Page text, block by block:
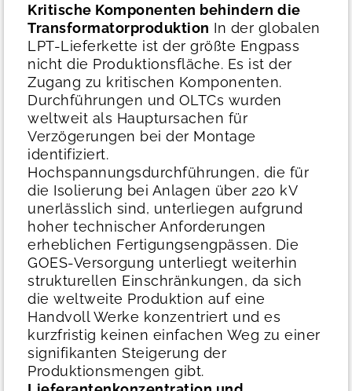
Kritische Komponenten behindern die
Transformatorproduktion In der globalen
LPT-Lieferkette ist der größte Engpass
nicht die Produktionsfläche. Es ist der
Zugang zu kritischen Komponenten.
Durchführungen und OLTCs wurden
weltweit als Hauptursachen für
Verzögerungen bei der Montage
identifiziert.
Hochspannungsdurchführungen, die für
die Isolierung bei Anlagen über 220 kV
unerlässlich sind, unterliegen aufgrund
hoher technischer Anforderungen
erheblichen Fertigungsengpässen. Die
GOES-Versorgung unterliegt weiterhin
strukturellen Einschränkungen, da sich
die weltweite Produktion auf eine
Handvoll Werke konzentriert und es
kurzfristig keinen einfachen Weg zu einer
signifikanten Steigerung der
Produktionsmengen gibt.